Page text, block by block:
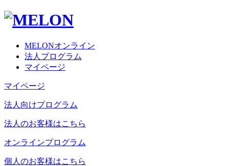
MELONオンライン
法人プログラム
マイページ
マイページ
法人向けプログラム
法人のお客様はこちら
オンラインプログラム
個人のお客様はこちら